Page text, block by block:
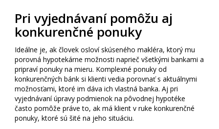
Pri vyjednávaní pomôžu aj
konkurenčné ponuky
Ideálne je, ak človek osloví skúseného makléra, ktorý mu
porovná hypotekárne možnosti naprieč všetkými bankami a
pripraví ponuky na mieru. Komplexné ponuky od
konkurenčných bánk si klienti vedia porovnať s aktuálnymi
možnosťami, ktoré im dáva ich vlastná banka. Aj pri
vyjednávaní úpravy podmienok na pôvodnej hypotéke
často pomôže práve to, ak má klient v ruke konkurenčné
ponuky, ktoré sú šité na jeho situáciu.